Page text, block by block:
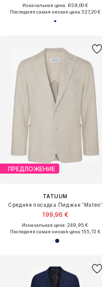
Изначальная цена: 659,00 €
Последняя самая низкая цена:527,20 €
ПРЕДЛОЖЕНИЕ
TATUUM
Средняя посадка Пиджак 'Mateo'
199,96 €
Изначальная цена: 249,95 €
Последняя самая низкая цена:155,72 €